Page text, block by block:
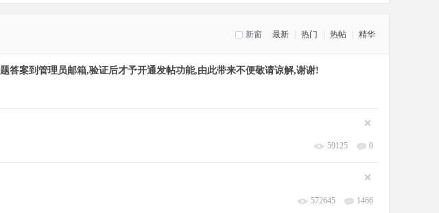
最新 热门 热帖 精华
新窗
答案到管理员邮箱,验证后才予开通发帖功能,由此带来不便敬请谅解,谢谢!
59125 0
572645 1466